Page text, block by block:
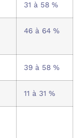
31 à 58 %
46 à 64 %
39 à 58 %
11 à 31 %